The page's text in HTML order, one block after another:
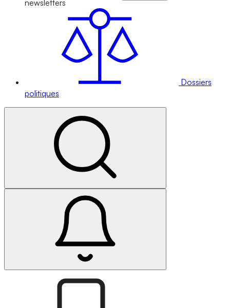
newsletters
Dossiers
politiques